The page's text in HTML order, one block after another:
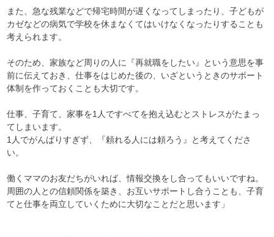
また、急な残業などで帰宅時間が遅くなってしまったり、子どもが
カゼなどの病気で学校を休まなくてはいけなくなったりすることも
考えられます。
そのため、家族など周りの人に『再就職をしたい』という意思を事
前に伝えておき、仕事をはじめた後の、いざというときのサポート
体制を作っておくことも大切です。
仕事、子育て、家事を1人ですべてを抱え込むとストレスがたまっ
てしまいます。
1人でがんばりすぎず、『頼れる人には頼ろう』と考えてくださ
い。
働くママのお友だちがいれば、情報交換をし合ってもいいですね。
周囲の人との信頼関係を築き、お互いサポートし合うことも、子育
てと仕事を両立していくために大切なことだと思います」